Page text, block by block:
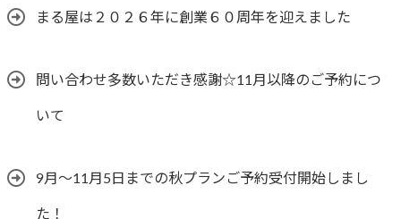
まる屋は２０２６年に創業６０周年を迎えました
問い合わせ多数いただき感謝☆11月以降のご予約につ
いて
9月～11月5日までの秋プランご予約受付開始しまし
た！